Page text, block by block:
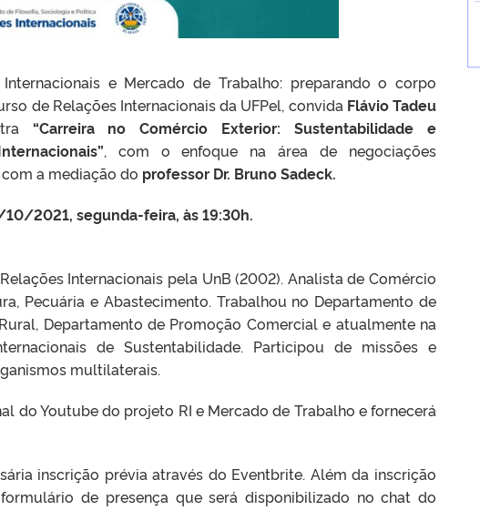
e Mercado de Trabalho: preparando o corpo
de Relações Internacionais da UFPel, convida Flávio Tadeu
“Carreira no Comércio Exterior: Sustentabilidade e
, com o enfoque na área de negociações
a mediação do professor Dr. Bruno Sadeck.
2021, segunda-feira, às 19:30h.
Internacionais pela UnB (2002). Analista de Comércio
Pecuária e Abastecimento. Trabalhou no Departamento de
Departamento de Promoção Comercial e atualmente na
de Sustentabilidade. Participou de missões e
multilaterais.
do Youtube do projeto RI e Mercado de Trabalho e fornecerá
inscrição prévia através do Eventbrite. Além da inscrição
de presença que será disponibilizado no chat do